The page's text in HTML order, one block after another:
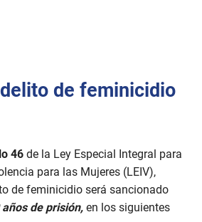
de feminicidio
46 de la Ley Especial Integral para
para las Mujeres (LEIV),
de feminicidio será sancionado
años de prisión, en los siguientes